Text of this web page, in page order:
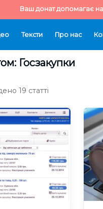
Ваш донат допомагає
Тексти Про нас
Госзакупки
19 статті